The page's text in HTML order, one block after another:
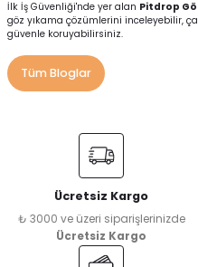
İlk İş Güvenliği'nde yer alan Pitdrop
göz yıkama çözümlerini inceleyebilir,
güvenle koruyabilirsiniz.
Tüm Bloglar
Ücretsiz Kargo
₺ 3000 ve üzeri siparişlerinizde
Ücretsiz Kargo